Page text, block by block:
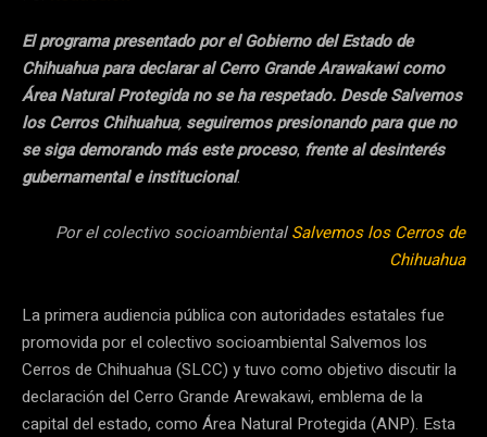
El programa presentado por el Gobierno del Estado de
Chihuahua para declarar al Cerro Grande Arawakawi como
Área Natural Protegida no se ha respetado. Desde Salvemos
los Cerros Chihuahua, seguiremos presionando para que no
se siga demorando más este proceso, frente al desinterés
gubernamental e institucional.
Por el colectivo socioambientalSalvemos los Cerros de
Chihuahua
La primera audiencia pública con autoridades estatales fue
promovida por el colectivo socioambiental Salvemos los
Cerros de Chihuahua (SLCC) y tuvo como objetivo discutir la
declaración del Cerro Grande Arewakawi, emblema de la
capital del estado, como Área Natural Protegida (ANP). Esta